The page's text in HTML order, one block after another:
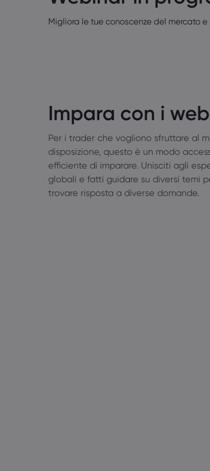
Migliora le tue conoscenze del mercato
Impara con i
Per i trader che vogliono sfruttare al
disposizione, questo è un modo
efficiente di imparare. Unisciti agli
globali e fatti guidare su diversi temi
trovare risposta a diverse domande.